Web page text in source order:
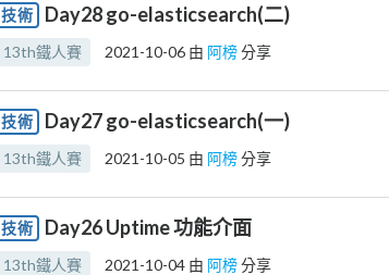
技術 Day28 go-elasticsearch(二)
13th鐵人賽 2021-10-06 由 阿榜分享
技術 Day27 go-elasticsearch(一)
13th鐵人賽 2021-10-05 由 阿榜分享
技術 Day26 Uptime 功能介面
13th鐵人賽 2021-10-04 由 阿榜分享